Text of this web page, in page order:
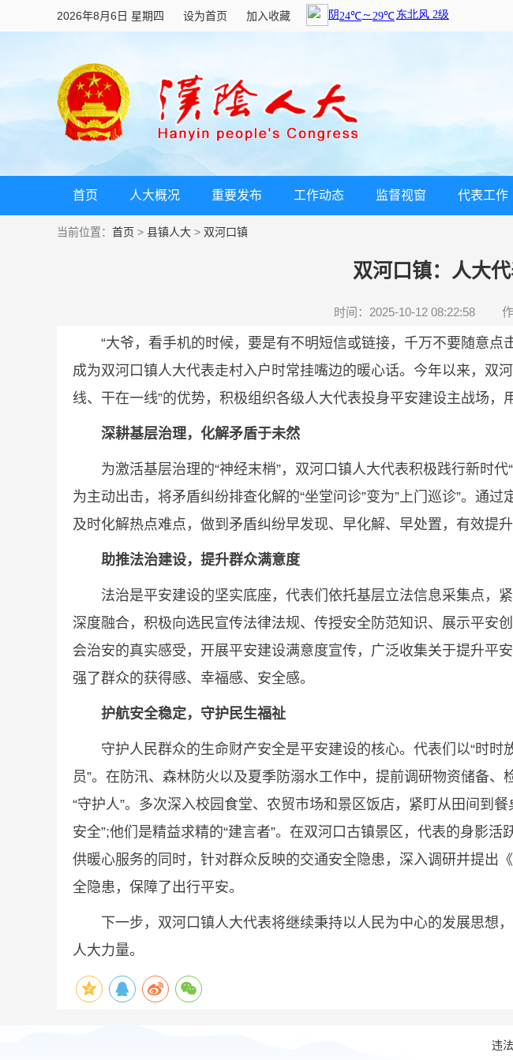
2026年8月6日 星期四 设为首页 加入收藏
首页 人大概况 重要发布 工作动态 监督视窗 代表工作
当前位置： 首页 > 县镇人大 > 双河口镇
双河口镇：人大
时间：2025-10-12 08:22:58
“大爷，看手机的时候，要是有不明短信或链接，千万不要随意点
成为双河口镇人大代表走村入户时常挂嘴边的暖心话。今年以来，双
线、干在一线”的优势，积极组织各级人大代表投身平安建设主战场，
深耕基层治理，化解矛盾于未然
为激活基层治理的“神经末梢”，双河口镇人大代表积极践行新时代
为主动出击，将矛盾纠纷排查化解的“坐堂问诊”变为”上门巡诊”。通
及时化解热点难点，做到矛盾纠纷早发现、早化解、早处置，有效提
助推法治建设，提升群众满意度
法治是平安建设的坚实底座，代表们依托基层立法信息采集点，紧
深度融合，积极向选民宣传法律法规、传授安全防范知识、展示平安
会治安的真实感受，开展平安建设满意度宣传，广泛收集关于提升平
强了群众的获得感、幸福感、安全感。
护航安全稳定，守护民生福祉
守护人民群众的生命财产安全是平安建设的核心。代表们以“时时
员”。在防汛、森林防火以及夏季防溺水工作中，提前调研物资储备
“守护人”。多次深入校园食堂、农贸市场和景区饭店，紧盯从田间到
安全”;他们是精益求精的“建言者”。在双河口古镇景区，代表的身影
供暖心服务的同时，针对群众反映的交通安全隐患，深入调研并提出
全隐患，保障了出行平安。
下一步，双河口镇人大代表将继续秉持以人民为中心的发展思想，
人大力量。
违